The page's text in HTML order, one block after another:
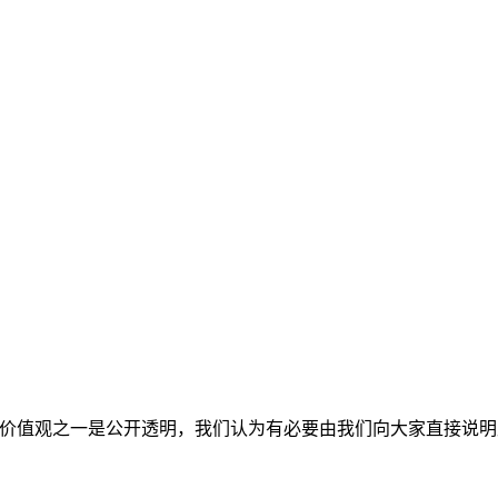
值观之一是公开透明，我们认为有必要由我们向大家直接说